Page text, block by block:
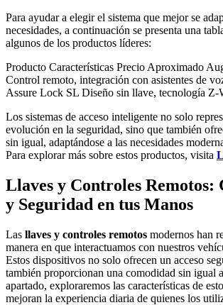
Para ayudar a elegir el sistema que mejor se
necesidades, a continuación se presenta una
algunos de los productos líderes:
Producto Características Precio Aproximado
Control remoto, integración con asistentes de
Assure Lock SL Diseño sin llave, tecnología Z-
Los sistemas de acceso inteligente no solo
evolución en la seguridad, sino que también
sin igual, adaptándose a las necesidades
Para explorar más sobre estos productos, visita
Llaves y Controles Remotos:
y Seguridad en tus Manos
Las llaves y controles remotos modernos han
manera en que interactuamos con nuestros
Estos dispositivos no solo ofrecen un acceso
también proporcionan una comodidad sin igual
apartado, exploraremos las características de
mejoran la experiencia diaria de quienes los